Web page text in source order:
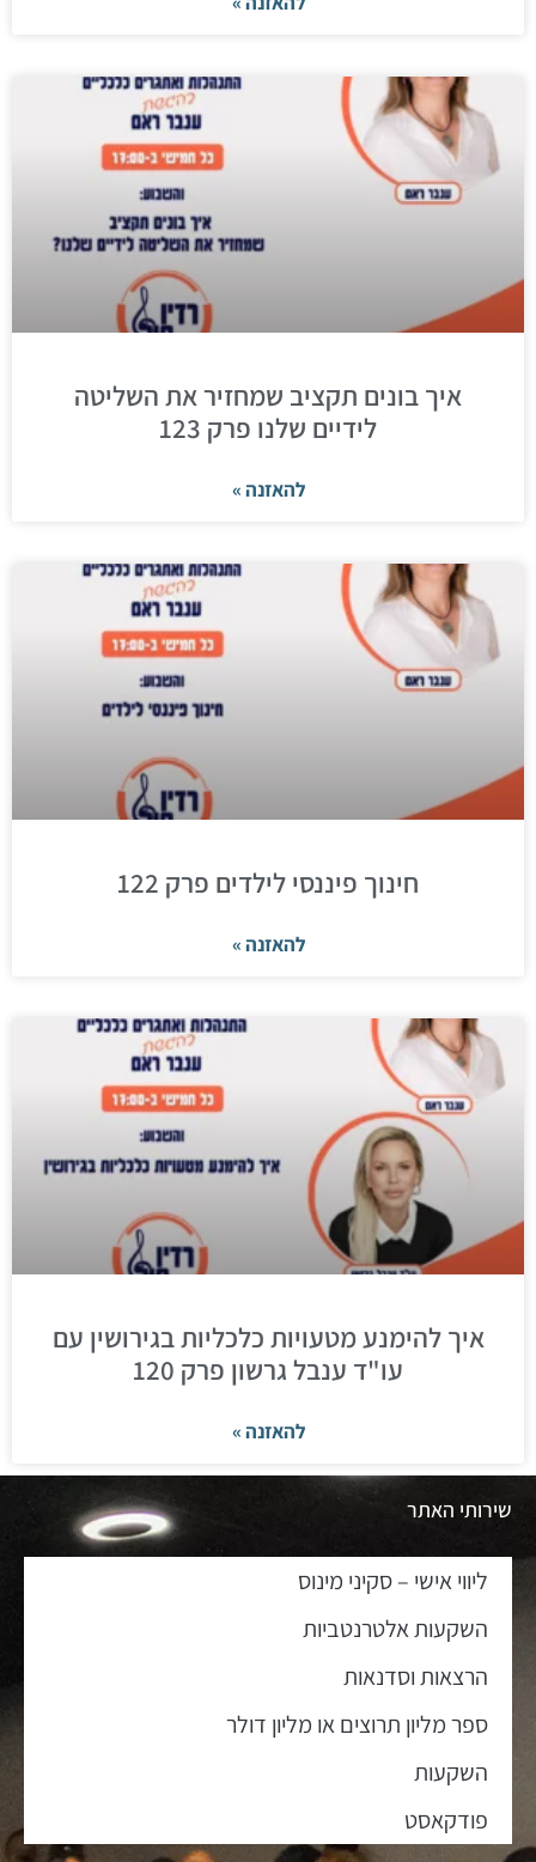
איך בונים תקציב שמחזיר את השליטה
לידיים שלנו פרק 123
להאזנה »
חינוך פיננסי לילדים פרק 122
להאזנה »
איך להימנע מטעויות כלכליות בגירושין עם
עו"ד ענבל גרשון פרק 120
להאזנה »
שירותי האתר
ליווי אישי – סקיני מינוס
השקעות אלטרנטביות
הרצאות וסדנאות
ספר מליון תרוצים או מליון דולר
השקעות
פודקאסט